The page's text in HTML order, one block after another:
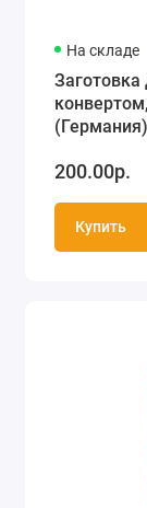
На складе
(Германия)
200.00р.
Купить